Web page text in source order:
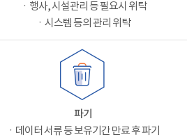
ㆍ행사, 시설관리 등 필요시 위탁
ㆍ시스템 등의 관리 위탁
파기
ㆍ데이터 서류 등 보유기간 만료 후 파기